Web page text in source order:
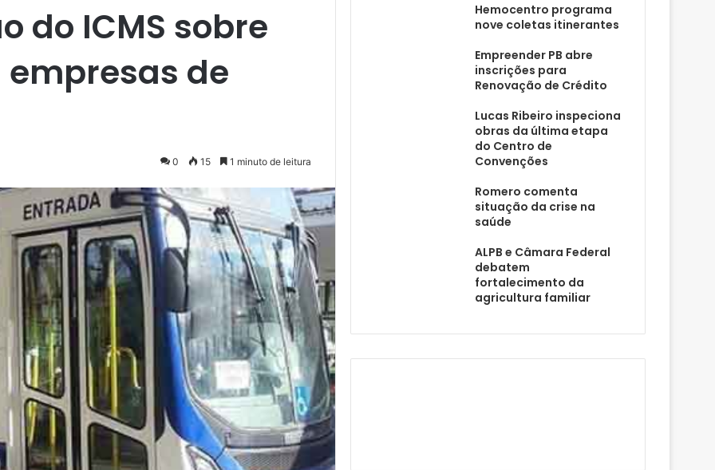
do ICMS sobre
de
0 15 1 minuto de leitura
Hemocentro programa
nove coletas itinerantes
Empreender PB abre
inscrições para
Renovação de Crédito
Lucas Ribeiro inspeciona
obras da última etapa
do Centro de
Convenções
Romero comenta
situação da crise na
saúde
ALPB e Câmara Federal
debatem
fortalecimento da
agricultura familiar